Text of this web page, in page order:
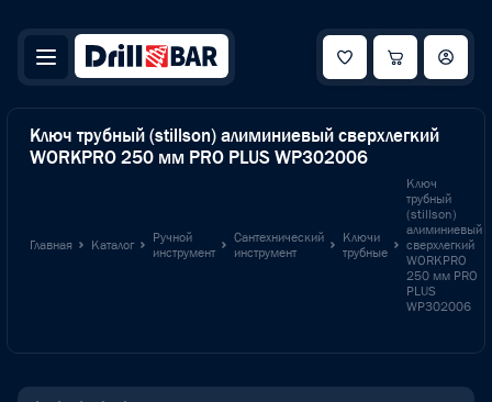
Ключ трубный (stillson) алиминиевый сверхлегкий
WORKPRO 250 мм PRO PLUS WP302006
Главная Каталог
Ручной
инструмент
Сантехнический
инструмент
Ключи
трубные
Ключ
трубный
(stillson)
алиминиевый
сверхлегкий
WORKPRO
250 мм PRO
PLUS
WP302006